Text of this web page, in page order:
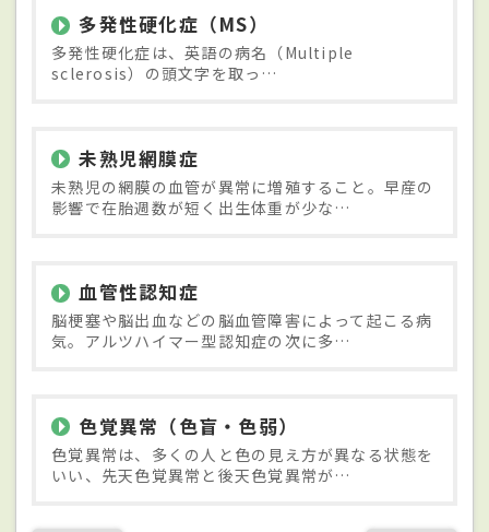
多発性硬化症（MS）
多発性硬化症は、英語の病名（Multiple
sclerosis）の頭文字を取っ…
未熟児網膜症
未熟児の網膜の血管が異常に増殖すること。早産の
影響で在胎週数が短く出生体重が少な…
血管性認知症
脳梗塞や脳出血などの脳血管障害によって起こる病
気。アルツハイマー型認知症の次に多…
色覚異常（色盲・色弱）
色覚異常は、多くの人と色の見え方が異なる状態を
いい、先天色覚異常と後天色覚異常が…